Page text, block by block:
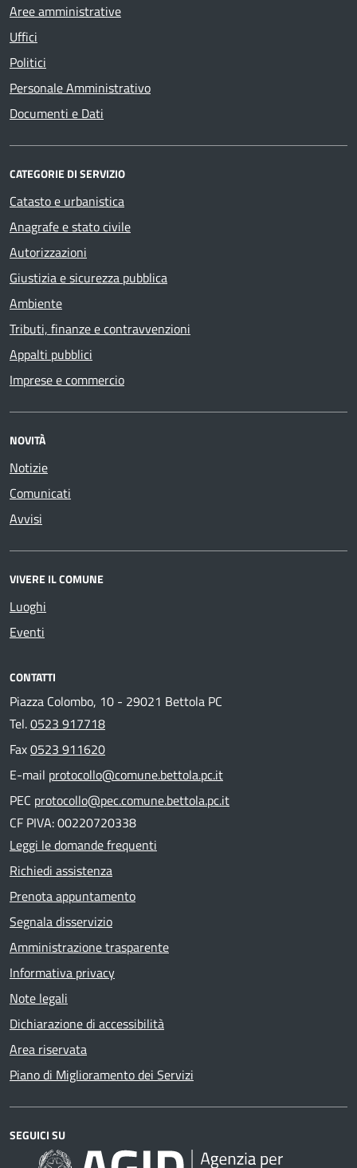
Aree amministrative
Uffici
Politici
Personale Amministrativo
Documenti e Dati
CATEGORIE DI SERVIZIO
Catasto e urbanistica
Anagrafe e stato civile
Autorizzazioni
Giustizia e sicurezza pubblica
Ambiente
Tributi, finanze e contravvenzioni
Appalti pubblici
Imprese e commercio
NOVITÀ
Notizie
Comunicati
Avvisi
VIVERE IL COMUNE
Luoghi
Eventi
CONTATTI
Piazza Colombo, 10 - 29021 Bettola PC
Tel.0523 917718
Fax0523 911620
E-mail protocollo@comune.bettola.pc.it
PEC protocollo@pec.comune.bettola.pc.it
CF PIVA: 00220720338
Leggi le domande frequenti
Richiedi assistenza
Prenota appuntamento
Segnala disservizio
Amministrazione trasparente
Informativa privacy
Note legali
Dichiarazione di accessibilità
Area riservata
Piano di Miglioramento dei Servizi
SEGUICI SU